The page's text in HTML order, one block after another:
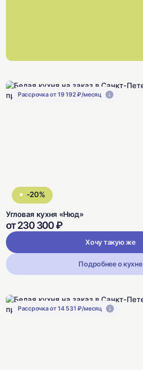
Рассрочка от 19 192 ₽/месяц
-20%
Угловая кухня «Нюд»
от 230 300 ₽
Хочу такую же
Подробнее о кухне
Рассрочка от 14 531 ₽/месяц